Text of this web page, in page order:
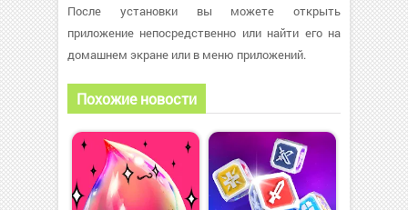
После установки вы можете открыть
приложение непосредственно или найти его на
домашнем экране или в меню приложений.
Похожие новости